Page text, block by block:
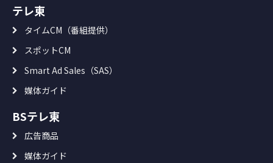
テレ東
タイムCM（番組提供）
スポットCM
Smart Ad Sales（SAS）
媒体ガイド
BSテレ東
広告商品
媒体ガイド